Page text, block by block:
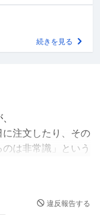
とまで言われまし
ゃないかと思うん
続きを見る
注文したり、その
は非常識」という
さんの意に添えな
と思います。
る会場に出向かれ
違反報告する